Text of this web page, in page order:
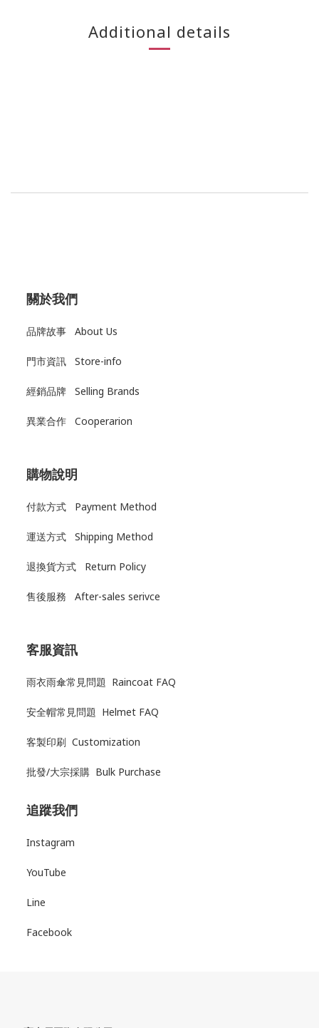
Additional details
關於我們
品牌故事 About Us
門市資訊 Store-info
經銷品牌 Selling Brands
異業合作 Cooperarion
購物說明
付款方式 Payment Method
運送方式 Shipping Method
退換貨方式 Return Policy
售後服務 After-sales serivce
客服資訊
雨衣雨傘常見問題 Raincoat FAQ
安全帽常見問題 Helmet FAQ
客製印刷 Customization
批發/大宗採購 Bulk Purchase
追蹤我們
Instagram
YouTube
Line
Facebook